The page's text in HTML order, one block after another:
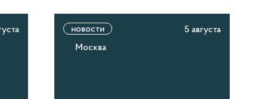
новости
Москва
5 августа